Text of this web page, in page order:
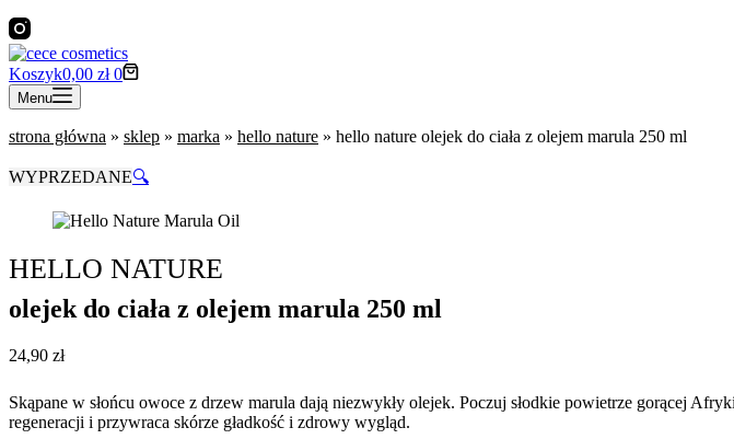
Koszyk0,00 zł 0
Menu
strona główna » sklep » marka » hello nature » hello nature olejek do ciała z olejem marula 250 ml
WYPRZEDANE🔍
HELLO NATURE
olejek do ciała z olejem marula 250 ml
24,90 zł
Skąpane w słońcu owoce z drzew marula dają niezwykły olejek. Poczuj słodkie powietrze gorącej
regeneracji i przywraca skórze gładkość i zdrowy wygląd.